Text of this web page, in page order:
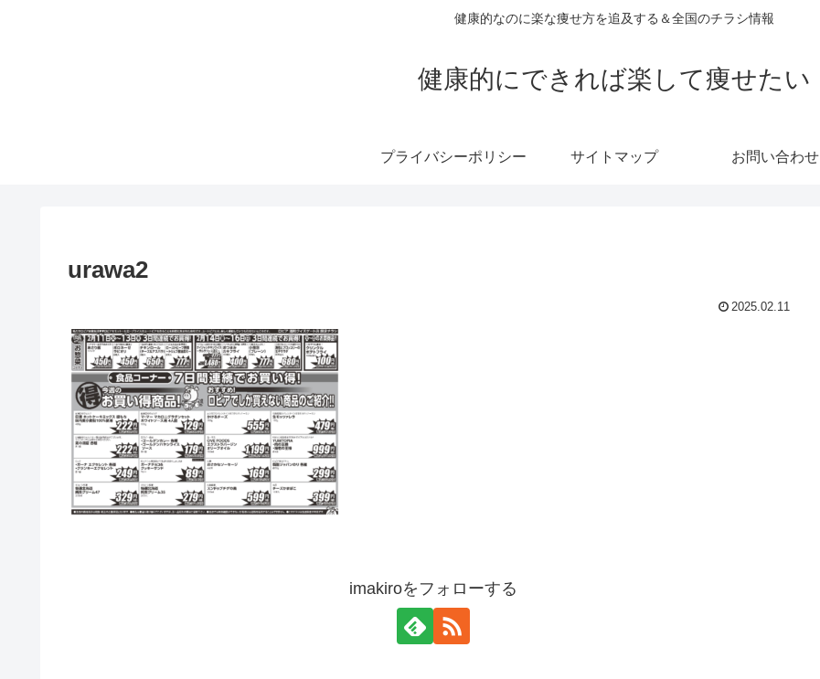
健康的なのに楽な痩せ方を追及する＆全国のチラシ情報
健康的にできれば楽して痩せたい
プライバシーポリシー サイトマップ お問い合わせ
urawa2
2025.02.11
imakiroをフォローする